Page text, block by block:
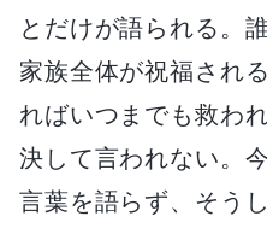
とだけが語られる。
家族全体が祝福され
ればいつまでも救わ
決して言われない。
言葉を語らず、そう